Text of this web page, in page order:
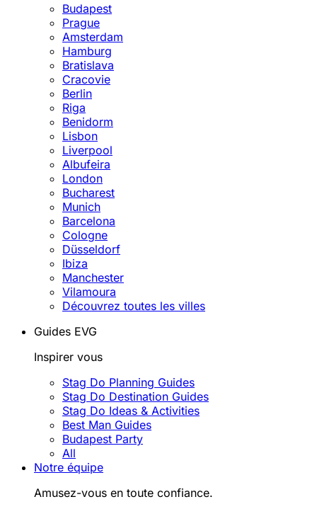
Budapest
Prague
Amsterdam
Hamburg
Bratislava
Cracovie
Berlin
Riga
Benidorm
Lisbon
Liverpool
Albufeira
London
Bucharest
Munich
Barcelona
Cologne
Düsseldorf
Ibiza
Manchester
Vilamoura
Découvrez toutes les villes
Guides EVG
Inspirer vous
Stag Do Planning Guides
Stag Do Destination Guides
Stag Do Ideas & Activities
Best Man Guides
Budapest Party
All
Notre équipe
Amusez-vous en toute confiance.